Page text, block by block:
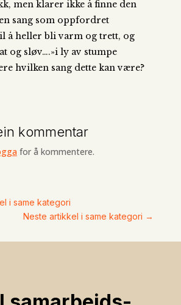
men klarer ikke å finne den
sang som oppfordret
å heller bli varm og trett, og
og sløv….»i ly av stumpe
hvilken sang dette kan være?
kommentar
for å kommentere.
i same kategori
Neste artikkel i same kategori →